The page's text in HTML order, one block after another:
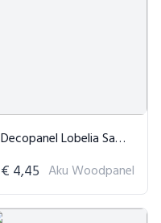
Decopanel Lobelia Sample - Rust Copper
€ 4,45 Aku Woodpanel